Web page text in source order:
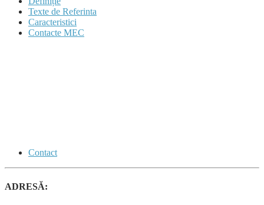
Texte de Referinta
Caracteristici
Contacte MEC
Contact
ADRESĂ: